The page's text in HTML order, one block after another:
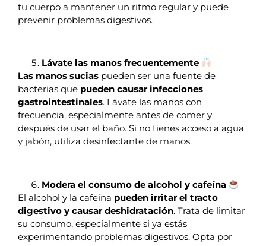
tu cuerpo a mantener un ritmo regular y puede
prevenir problemas digestivos.
Lávate las manos frecuentemente
Las manos sucias pueden ser una fuente de
bacterias que pueden causar infecciones
gastrointestinales. Lávate las manos con
frecuencia, especialmente antes de comer y
después de usar el baño. Si no tienes acceso a agua
y jabón, utiliza desinfectante de manos.
Modera el consumo de alcohol y cafeína
El alcohol y la cafeína pueden irritar el tracto
digestivo y causar deshidratación. Trata de limitar
su consumo, especialmente si ya estás
experimentando problemas digestivos. Opta por